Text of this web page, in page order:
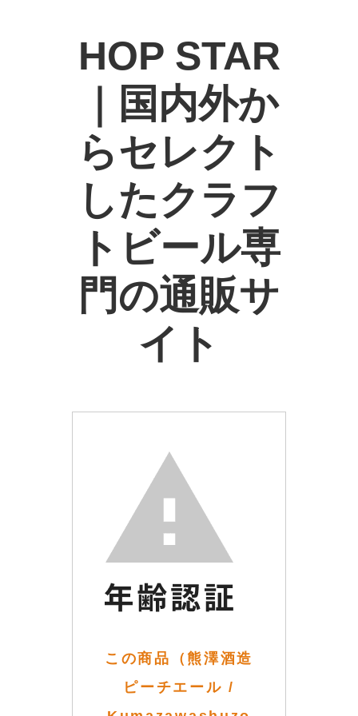
HOP STAR
｜国内外か
らセレクト
したクラフ
トビール専
門の通販サ
イト
この商品（熊澤酒造
ピーチエール /